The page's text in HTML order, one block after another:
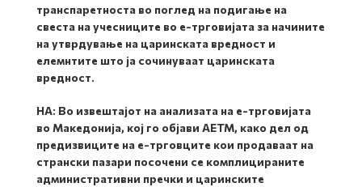
транспаретноста во поглед на подигање на
свеста на учесниците во е-трговијата за начините
на утврдување на царинската вредност и
елемнтите што ја сочинуваат царинската
вредност.
НА: Во извештајот на анализата на е-трговијата
во Македонија, кој го објави АЕТМ, како дел од
предизвиците на е-трговците кои продаваат на
странски пазари посочени се комплицираните
административни пречки и царинските